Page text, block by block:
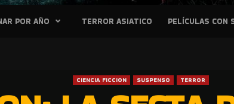
POR AÑO TERROR ASIATICO PELÍCULAS CON
CIENCIA FICCION SUSPENSO TERROR